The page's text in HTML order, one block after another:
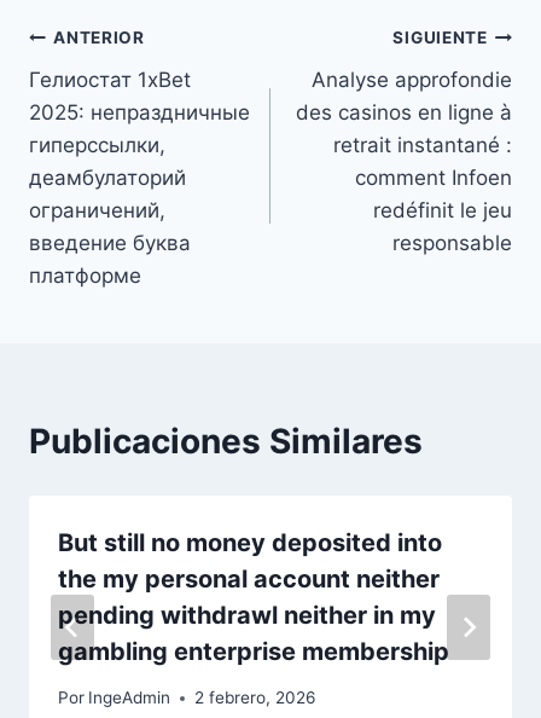
ANTERIOR
Гелиостат 1xBet
2025: непраздничные
гиперссылки,
деамбулаторий
ограничений,
введение буква
платформе
SIGUIENTE
Analyse approfondie
des casinos en ligne à
retrait instantané :
comment Infoen
redéfinit le jeu
responsable
Publicaciones Similares
But still no money deposited into
the my personal account neither
pending withdrawl neither in my
gambling enterprise membership
Por IngeAdmin 2 febrero, 2026